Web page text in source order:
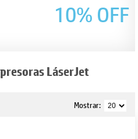
10% OFF
LáserJet
Mostrar: